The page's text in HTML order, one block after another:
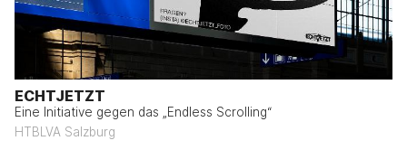
ECHTJETZT
Eine Initiative gegen das „Endless Scrolling“
HTBLVA Salzburg